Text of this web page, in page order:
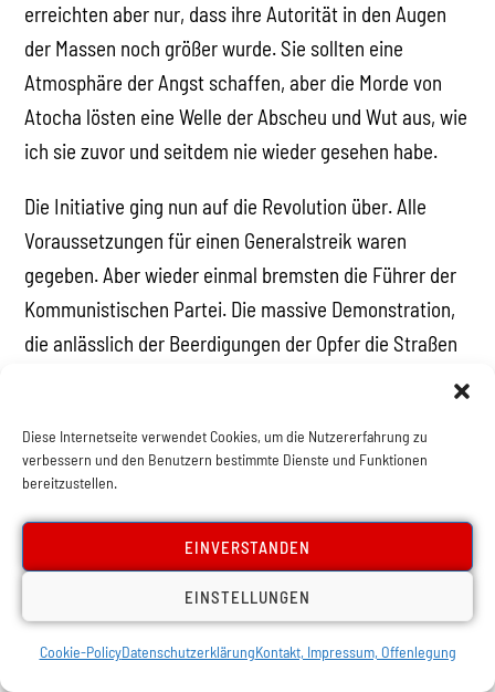
Diese Internetseite verwendet Cookies, um die Nutzererfahrung zu
verbessern und den Benutzern bestimmte Dienste und Funktionen
bereitzustellen.
EINVERSTANDEN
EINSTELLUNGEN
Cookie-PolicyDatenschutzerklärungKontakt, Impressum, Offenlegung
erreichten aber nur, dass ihre Autorität in den Augen
der Massen noch größer wurde. Sie sollten eine
Atmosphäre der Angst schaffen, aber die Morde von
Atocha lösten eine Welle der Abscheu und Wut aus, wie
ich sie zuvor und seitdem nie wieder gesehen habe.
Die Initiative ging nun auf die Revolution über. Alle
Voraussetzungen für einen Generalstreik waren
gegeben. Aber wieder einmal bremsten die Führer der
Kommunistischen Partei. Die massive Demonstration,
die anlässlich der Beerdigungen der Opfer die Straßen
Schweigen verhängten und das Zeigen von
Transparenten oder Slogans verhinderten.
Die Führer der KP sahen darin keine Gelegenheit, eine
Massenbewegung zum Sturz des Regimes anzuführen,
sondern es zu stützen und Verhandlungen